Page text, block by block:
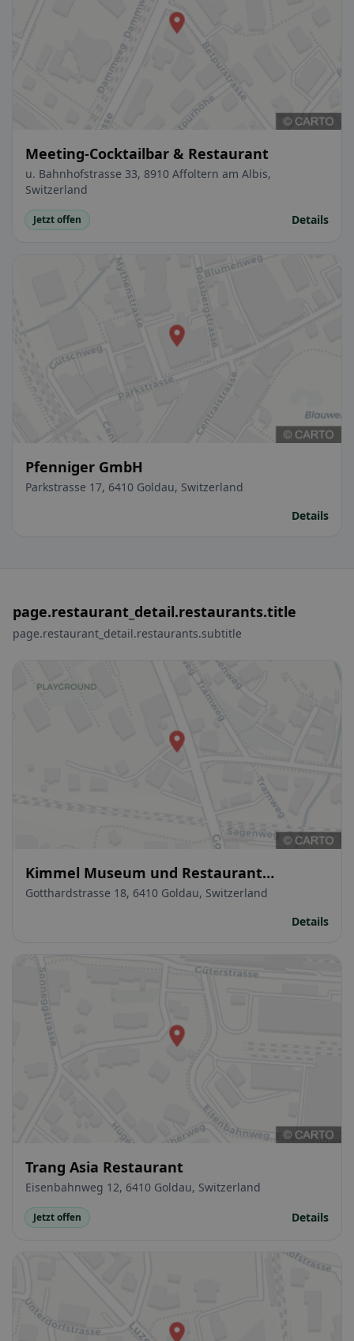
Meeting-Cocktailbar & Restaurant
u. Bahnhofstrasse 33, 8910 Affoltern am Albis,
Switzerland
Jetzt offen Details
Pfenniger GmbH
Parkstrasse 17, 6410 Goldau, Switzerland
Details
page.restaurant_detail.restaurants.title
page.restaurant_detail.restaurants.subtitle
Kimmel Museum und Restaurant
Bauernhof
Gotthardstrasse 18, 6410 Goldau, Switzerland
Details
Trang Asia Restaurant
Eisenbahnweg 12, 6410 Goldau, Switzerland
Jetzt offen Details